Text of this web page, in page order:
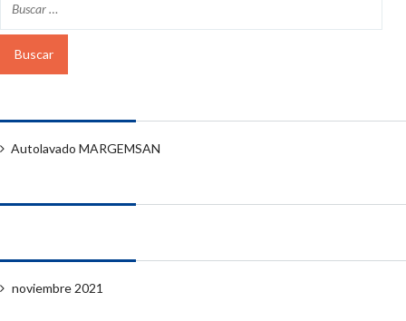
Autolavado MARGEMSAN
noviembre 2021